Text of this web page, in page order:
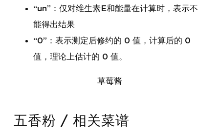
“un”：仅对维生素E和能量在计算时，表示不
能得出结果
“0”：表示测定后修约的 0 值，计算后的 0
值，理论上估计的 0 值。
草莓酱
五香粉 / 相关菜谱